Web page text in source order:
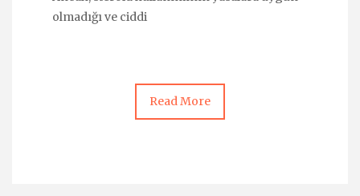
olmadığı ve ciddi
Read More